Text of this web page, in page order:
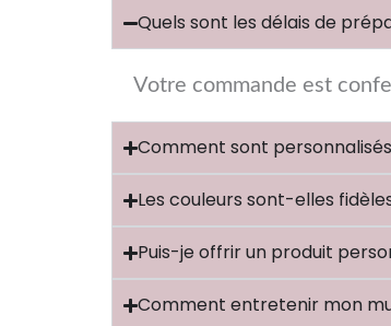
Quels sont les délais de
Votre commande est
Comment sont
Les couleurs sont-elles
Puis-je offrir un produit
Comment entretenir mon